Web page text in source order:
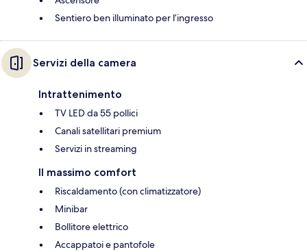
Sentiero ben illuminato per l’ingresso
Servizi della camera
Intrattenimento
TV LED da 55 pollici
Canali satellitari premium
Servizi in streaming
Il massimo comfort
Riscaldamento (con climatizzatore)
Minibar
Bollitore elettrico
Accappatoi e pantofole